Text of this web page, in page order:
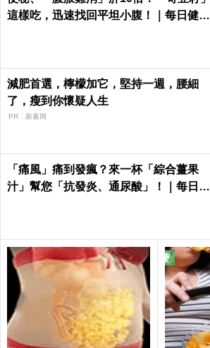
這樣吃，迅速找回平坦小腹！｜每日健康
減肥首選，檸檬加它，堅持一週，腰細
了，瘦到你懷疑人生
PR．新素簡
「痛風」痛到發瘋？來一杯「綜合薑果
汁」幫您「抗發炎、通尿酸」！｜每日健